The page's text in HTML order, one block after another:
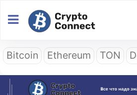
Bitcoin Ethereum TON